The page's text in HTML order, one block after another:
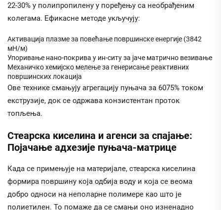
22-30% у полипропилену у поређењу са необрађеним
колегама. Ефикасне методе укључују:
Активација плазме за повећање површинске енергије (3842
мН/м)
Упоривање нано-покрива у ин-ситу за јаче матрично везивање
Механичко хемијско мелење за генерисање реактивних
површинских локација
Ове технике смањују агрегацију пуњача за 6075% током
екструзије, док се одржава конзистентан проток
топљења.
Стеарска киселина и агенси за спајање:
Појачање адхезије пуњача-матрице
Када се примењује на материјале, стеарска киселина
формира површину која одбија воду и која се веома
добро односи на неполарне полимере као што је
полиетилен. То помаже да се смањи оно изненадно